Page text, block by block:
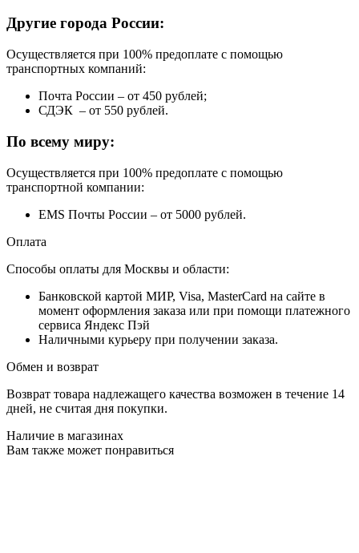
Другие города России:
Осуществляется при 100% предоплате с помощью
транспортных компаний:
Почта России – от 450 рублей;
СДЭК – от 550 рублей.
По всему миру:
Осуществляется при 100% предоплате с помощью
транспортной компании:
EMS Почты России – от 5000 рублей.
Оплата
Способы оплаты для Москвы и области:
Банковской картой МИР, Visa, MasterCard на сайте в
момент оформления заказа или при помощи платежного
сервиса Яндекс Пэй
Наличными курьеру при получении заказа.
Обмен и возврат
Возврат товара надлежащего качества возможен в течение 14
дней, не считая дня покупки.
Наличие в магазинах
Вам также может понравиться